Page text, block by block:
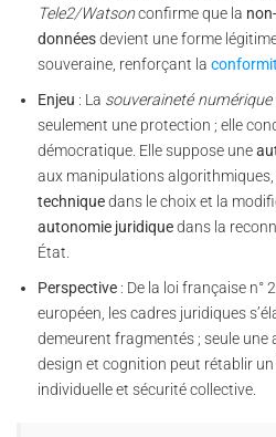
Tele2/Watsonconfirme que la
donnéesdevient une forme
souveraine, renforçant la
Enjeu : La souveraineté
seulement une protection ; elle
démocratique. Elle suppose une
aux manipulations algorithmiques,
techniquedans le choix et la
autonomie juridiquedans la
État.
Perspective: De la loi française n°
européen, les cadres juridiques
demeurent fragmentés ; seule
design et cognition peut rétablir
individuelle et sécurité collective.